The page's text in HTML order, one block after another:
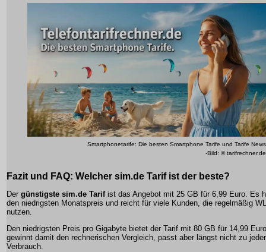
Smartphonetarife: Die besten Smartphone Tarife und Tarife News
-Bild: © tarifrechner.de
Fazit und FAQ: Welcher sim.de Tarif ist der beste?
Der günstigste sim.de Tarifist das Angebot mit 25 GB für 6,99 Euro. Es
den niedrigsten Monatspreis und reicht für viele Kunden, die regelmäßig
nutzen.
Den niedrigsten Preis pro Gigabyte bietet der Tarif mit 80 GB für 14,99
gewinnt damit den rechnerischen Vergleich, passt aber längst nicht zu
Verbrauch.